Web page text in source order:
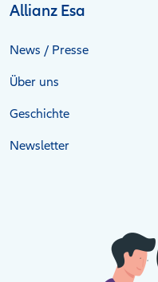
Allianz Esa
News / Presse
Über uns
Geschichte
Newsletter